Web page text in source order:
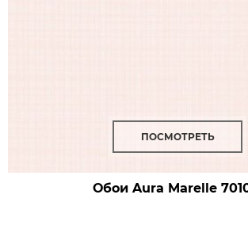
ПОСМОТРЕТЬ
Обои Aura Marelle